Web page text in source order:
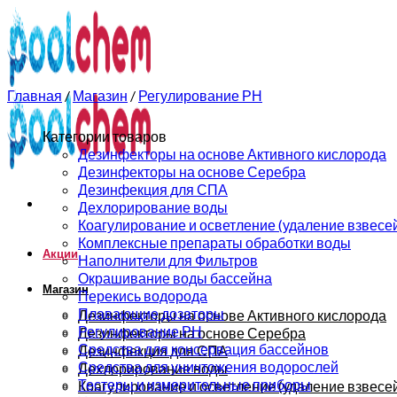
Акции
Магазин
Дезинфекторы на основе Активного кислорода
Дезинфекторы на основе Серебра
Дезинфекция для СПА
Дехлорирование воды
Коагулирование и осветление (удаление
Главная / Магазин / Регулирование РН
Категории товаров
Дезинфекторы на основе Активного кислорода
Дезинфекторы на основе Серебра
Дезинфекция для СПА
Дехлорирование воды
Коагулирование и осветление (удаление
Комплексные препараты обработки воды
Наполнители для Фильтров
Окрашивание воды бассейна
Перекись водорода
Плавающие дозаторы
Регулирование РН
Средства для консервация бассейнов
Средства для уничтожения водорослей
Тестеры и измерительные приборы